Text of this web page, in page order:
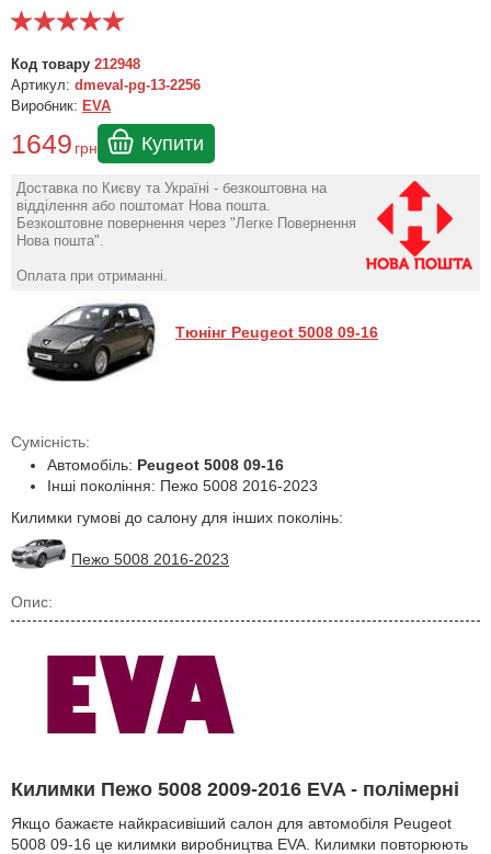
Код товару 212948
Артикул: dmeval-pg-13-2256
Виробник: EVA
1649 грн Купити
Доставка по Києву та Україні - безкоштовна на
відділення або поштомат Нова пошта.
Безкоштовне повернення через "Легке Повернення
Нова пошта".
Оплата при отриманні.
Тюнінг Peugeot 5008 09-16
Сумісність:
Автомобіль: Peugeot 5008 09-16
Інші покоління: Пежо 5008 2016-2023
Килимки гумові до салону для інших поколінь:
Пежо 5008 2016-2023
Опис:
Килимки Пежо 5008 2009-2016 EVA - полімерні
Якщо бажаєте найкрасивіший салон для автомобіля Peugeot
5008 09-16 це килимки виробництва EVA. Килимки повторюють